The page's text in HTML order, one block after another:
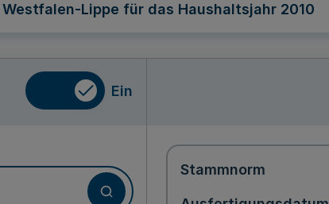
Lippe für das Haushaltsjahr 2010
Ein
Stammnorm